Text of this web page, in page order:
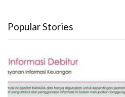
Popular Stories